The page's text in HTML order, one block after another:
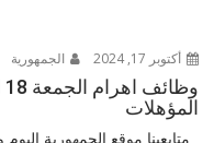
أكتوبر 17, 2024 الجمهورية
المؤهلات
متابعينا موقع الجمهورية